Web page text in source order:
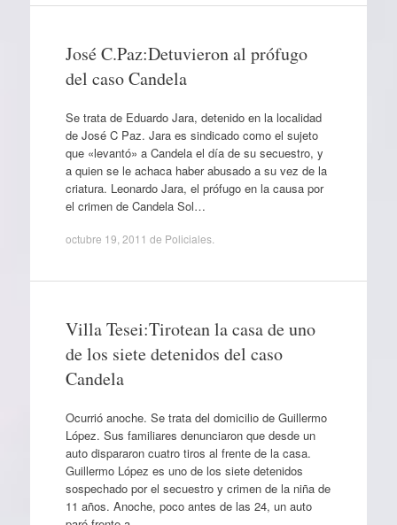
José C.Paz:Detuvieron al prófugo
del caso Candela
Se trata de Eduardo Jara, detenido en la localidad
de José C Paz. Jara es sindicado como el sujeto
que «levantó» a Candela el día de su secuestro, y
a quien se le achaca haber abusado a su vez de la
criatura. Leonardo Jara, el prófugo en la causa por
el crimen de Candela Sol…
octubre 19, 2011 de Policiales.
Villa Tesei:Tirotean la casa de uno
de los siete detenidos del caso
Candela
Ocurrió anoche. Se trata del domicilio de Guillermo
López. Sus familiares denunciaron que desde un
auto dispararon cuatro tiros al frente de la casa.
Guillermo López es uno de los siete detenidos
sospechado por el secuestro y crimen de la niña de
11 años. Anoche, poco antes de las 24, un auto